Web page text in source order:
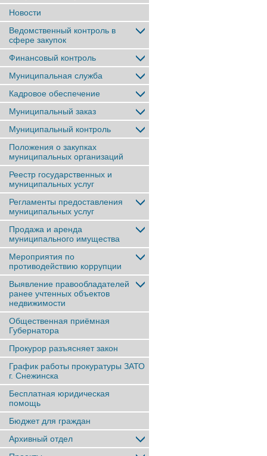
Новости
Ведомственный контроль в
сфере закупок
Финансовый контроль
Муниципальная служба
Кадровое обеспечение
Муниципальный заказ
Муниципальный контроль
Положения о закупках
муниципальных организаций
Реестр государственных и
муниципальных услуг
Регламенты предоставления
муниципальных услуг
Продажа и аренда
муниципального имущества
Мероприятия по
противодействию коррупции
Выявление правообладателей
ранее учтенныx объектов
недвижимости
Общественная приёмная
Губернатора
Прокурор разъясняет закон
График работы прокуратуры ЗАТО
г. Снежинска
Бесплатная юридическая
помощь
Бюджет для граждан
Архивный отдел